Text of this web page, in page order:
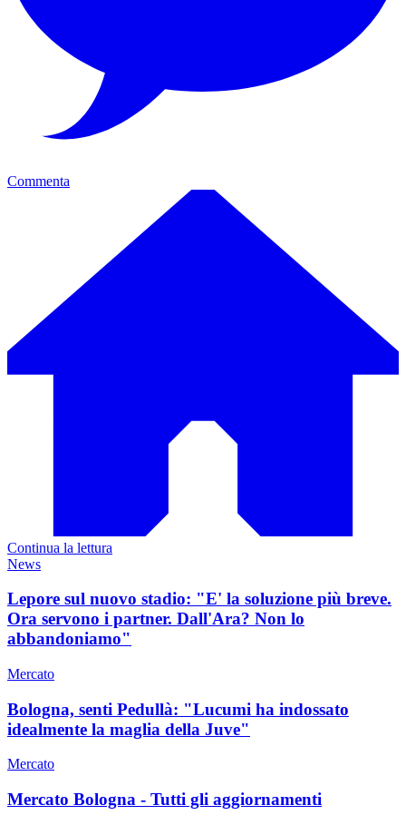
Commenta
Continua la lettura
News
Lepore sul nuovo stadio: "E' la soluzione più breve.
Ora servono i partner. Dall'Ara? Non lo
abbandoniamo"
Mercato
Bologna, senti Pedullà: "Lucumi ha indossato
idealmente la maglia della Juve"
Mercato
Mercato Bologna - Tutti gli aggiornamenti